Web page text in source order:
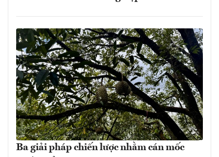
Ba giải pháp chiến lược nhằm cán mốc